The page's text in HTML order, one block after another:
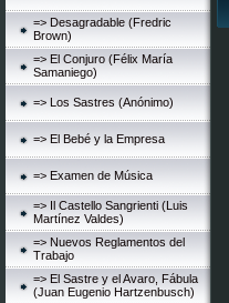
=> Desagradable (Fredric
Brown)
=> El Conjuro (Félix María
Samaniego)
=> Los Sastres (Anónimo)
=> El Bebé y la Empresa
=> Examen de Música
=> Il Castello Sangrienti (Luis
Martínez Valdes)
=> Nuevos Reglamentos del
Trabajo
=> El Sastre y el Avaro, Fábula
(Juan Eugenio Hartzenbusch)